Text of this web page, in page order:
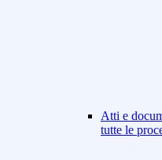
Atti e
tutte le